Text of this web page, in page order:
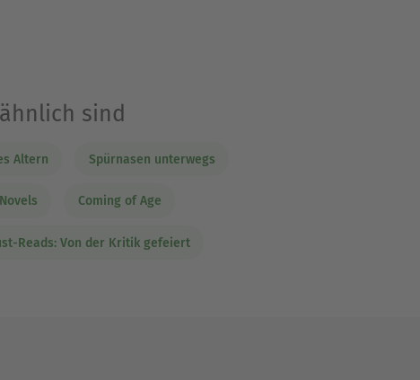
sind
Altern Spürnasen unterwegs
Coming of Age
Reads: Von der Kritik gefeiert